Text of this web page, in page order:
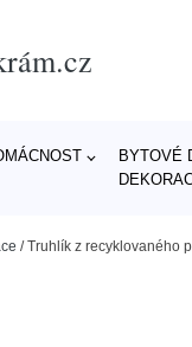
BYTOVÉ
/Truhlík z recyklovaného